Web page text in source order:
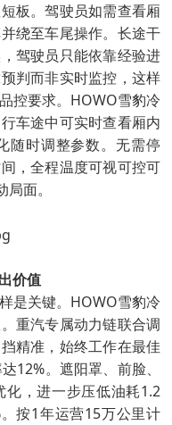
板。驾驶员如需查看厢
绕至车尾操作。长途干
驾驶员只能依靠经验进
判而非实时监控，这样
控要求。HOWO雪豹冷
车途中可实时查看厢内
随时调整参数。无需停
，全程温度可视可控可
面。
价值
是关键。HOWO雪豹冷
重汽专属动力链联合调
精准，始终工作在最佳
12%。遮阳罩、前脸、
化，进一步压低油耗1.2
按1年运营15万公里计